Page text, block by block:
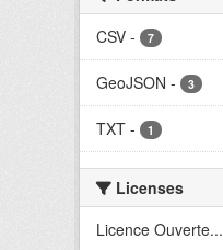
CSV - 7
GeoJSON - 3
TXT - 1
Licenses
Licence Ouverte...